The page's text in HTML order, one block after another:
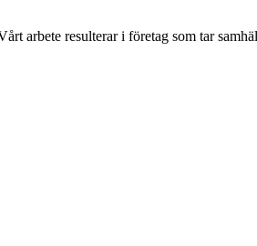
arbete resulterar i företag som tar